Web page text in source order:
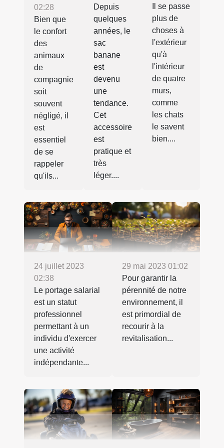
02:28
Bien que
le confort
des
animaux
de
compagnie
soit
souvent
négligé, il
est
essentiel
de se
rappeler
qu'ils...
Depuis
quelques
années, le
sac
banane
est
devenu
une
tendance.
Cet
accessoire
est
pratique et
très
léger....
Il se passe
plus de
choses à
l'extérieur
qu'à
l'intérieur
de quatre
murs,
comme
les chats
le savent
bien....
24 juillet 2023
02:38
Le portage salarial
est un statut
professionnel
permettant à un
individu d'exercer
une activité
indépendante...
29 mai 2023 01:02
Pour garantir la
pérennité de notre
environnement, il
est primordial de
recourir à la
revitalisation...